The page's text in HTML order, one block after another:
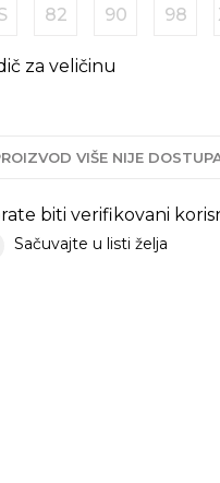
82 90 98
za veličinu
VIŠE NIJE
biti verifikovani
Sačuvajte u listi želja